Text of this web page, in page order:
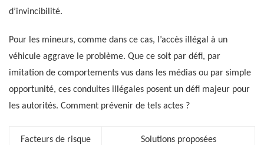
d’invincibilité.
Pour les mineurs, comme dans ce cas, l’accès illégal à un
véhicule aggrave le problème. Que ce soit par défi, par
imitation de comportements vus dans les médias ou par simple
opportunité, ces conduites illégales posent un défi majeur pour
les autorités. Comment prévenir de tels actes ?
Facteurs de risque Solutions proposées